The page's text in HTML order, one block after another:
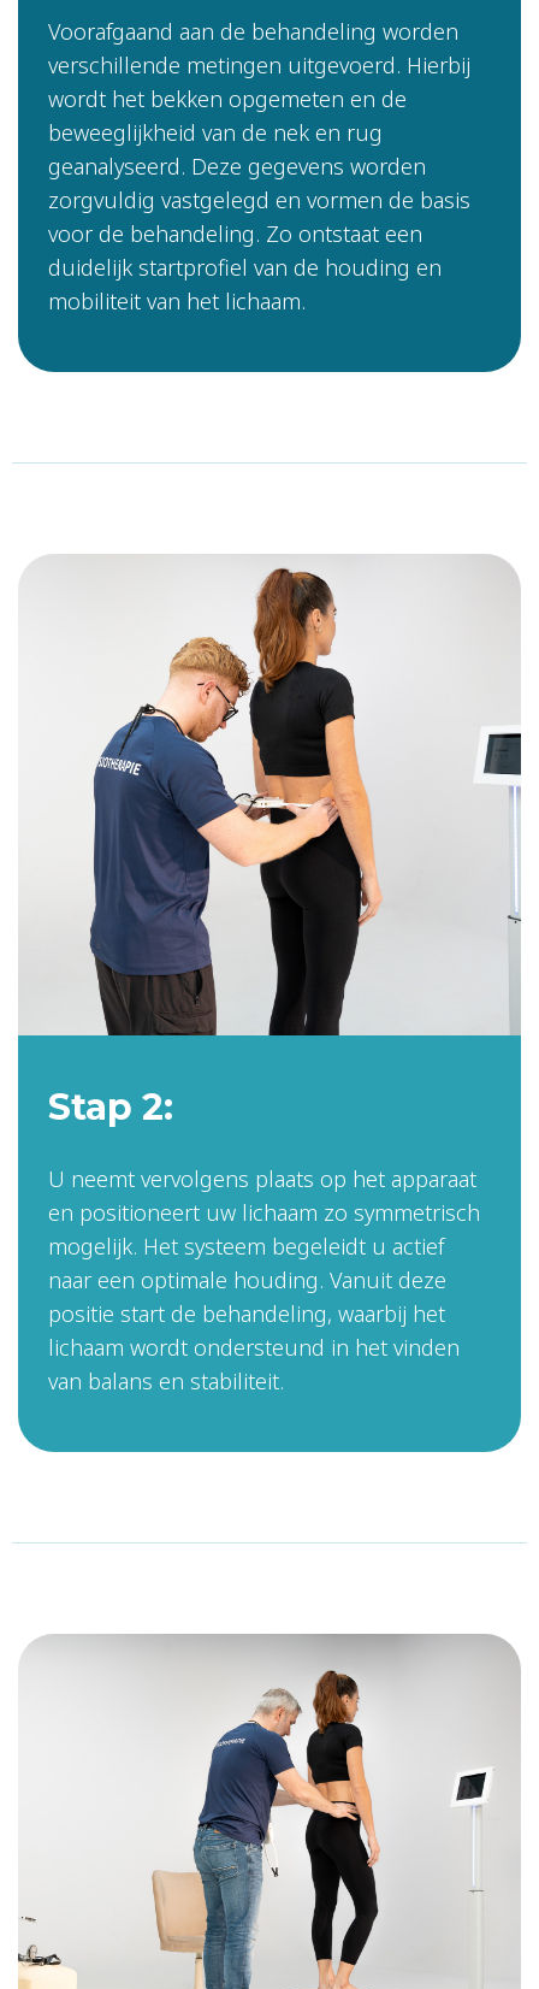
Voorafgaand aan de behandeling worden
verschillende metingen uitgevoerd. Hierbij
wordt het bekken opgemeten en de
beweeglijkheid van de nek en rug
geanalyseerd. Deze gegevens worden
zorgvuldig vastgelegd en vormen de basis
voor de behandeling. Zo ontstaat een
duidelijk startprofiel van de houding en
mobiliteit van het lichaam.
Stap 2:
U neemt vervolgens plaats op het apparaat
en positioneert uw lichaam zo symmetrisch
mogelijk. Het systeem begeleidt u actief
naar een optimale houding. Vanuit deze
positie start de behandeling, waarbij het
lichaam wordt ondersteund in het vinden
van balans en stabiliteit.